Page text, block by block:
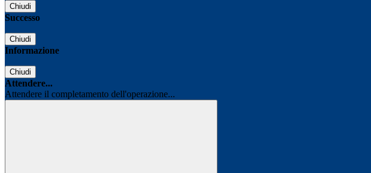
Chiudi
Successo
Chiudi
Informazione
Chiudi
Attendere...
Attendere il completamento dell'operazione...